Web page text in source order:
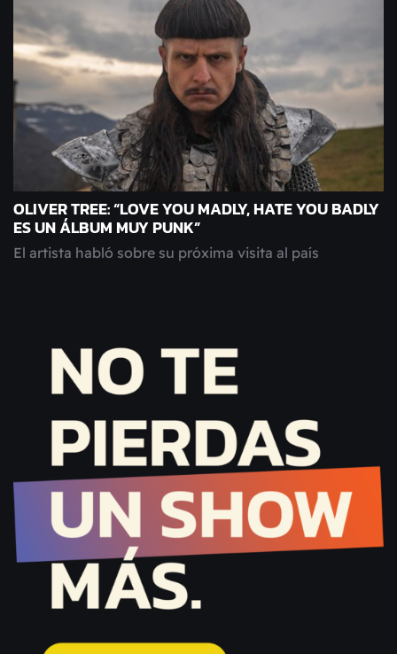
OLIVER TREE: “LOVE YOU MADLY, HATE YOU BADLY
ES UN ÁLBUM MUY PUNK”
El artista habló sobre su próxima visita al país